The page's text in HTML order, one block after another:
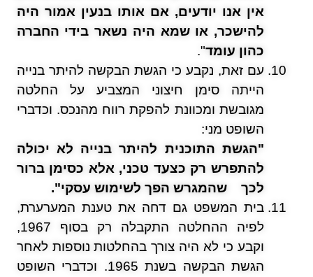
אין אנו יודעים, אם אותו בנעין אמור היה
להישכר, או שמא היה נשאר בידי החברה
כהון עומד".
עם זאת, נקבע כי הגשת הבקשה להיתר בנייה
הייתה סימן חיצוני המצביע על החלטה
מגובשת ומכוונת להפקת רווח מהנכס. וכדברי
השופט מני:
"הגשת התוכנית להיתר בנייה לא יכולה
להתפרש רק כצעד טכני, אלא כסימן ברור
לכך שהמגרש הפך לשימוש עסקי".
בית המשפט גם דחה את טענת המערערת,
לפיה ההחלטה התקבלה רק בסוף 1967,
וקבע כי לא היה צורך בהחלטות נוספות לאחר
הגשת הבקשה בשנת 1965. וכדברי השופט